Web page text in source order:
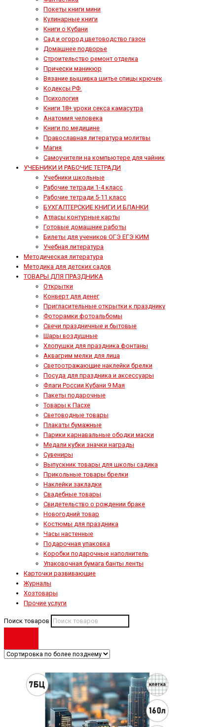
Покеты книги мини
Кулинарные книги
Книги о Кубани
Сад и огород цветоводство газон
Домашнее подворье
Строительство ремонт отделка
Прически маникюр
Вязание вышивка шитье спицы крючек
Кодексы РФ.
Психология
Книги 18+ уроки секса камасутра
Анатомия человека
Книги по медицине
Православная литература молитвы
Магия
Самоучители на компьютере для чайник
УЧЕБНИКИ И РАБОЧИЕ ТЕТРАДИ
Учебники школьные
Рабочие тетради 1-4 класс
Рабочие тетради 5-11 класс
БУХГАЛТЕРСКИЕ КНИГИ И БЛАНКИ
Атласы контурные карты
Готовые домашние работы
Билеты для учеников ОГЭ ЕГЭ КИМ
Учебная литература
Методическая литература
Методика для детских садов
ТОВАРЫ ДЛЯ ПРАЗДНИКА
Открытки
Конверт для денег
Пригласительные открытки к празднику
Фоторамки фотоальбомы
Свечи праздничные и бытовые
Шары воздушные
Хлопушки для праздника фонтаны
Аквагрим мелки для лица
Светоотражающие наклейки брелки
Посуда для праздника и аксессуары
Флаги России Кубани 9 Мая
Пакеты подарочные
Товары к Пасхе
Световодные товары
Плакаты бумажные
Парики карнавальные ободки маски
Медали кубки значки награды
Сувениры
Выпускник товары для школы садика
Прикольные товары брелки
Наклейки закладки
Свадебные товары
Свидетельство о рождении браке
Новогодний товар
Костюмы для праздника
Часы настенные
Подарочная упаковка
Коробки подарочные наполнитель
Упаковочная бумага банты ленты
Карточки развивающие
Журналы
Хозтовары
Прочие услуги
Поиск товаров